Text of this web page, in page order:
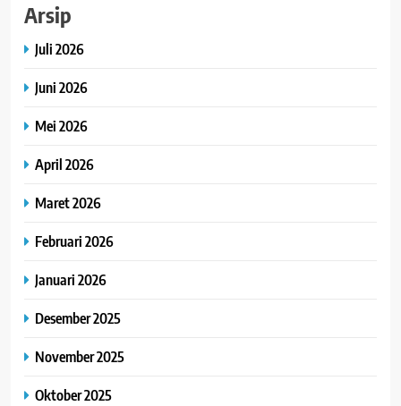
Arsip
Juli 2026
Juni 2026
Mei 2026
April 2026
Maret 2026
Februari 2026
Januari 2026
Desember 2025
November 2025
Oktober 2025